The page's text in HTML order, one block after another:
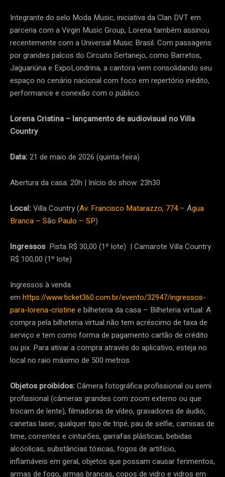
Integrante do selo Moda Music, iniciativa da Clan DVT em
parceria com a Virgin Music Group, Lorena também assinou
recentemente com a Universal Music Brasil. Com passagens
por grandes palcos do Circuito Sertanejo, como Barretos,
Jaguariúna e ExpoLondrina, a cantora vem consolidando seu
espaço no cenário nacional com foco em repertório inédito,
performance e conexão com o público.
Lorena Cristina – lançamento de audiovisual no Villa
Country
Data:21 de maio de 2026 (quinta-feira)
Abertura da casa: 20h | Início do show: 23h30
Local:Villa Country (Av. Francisco Matarazzo, 774 – Água
Branca – São Paulo – SP)
Ingressos Pista R$ 30,00 (1º lote) | Camarote Villa Country
R$ 100,00 (1º lote)
Ingressos à venda
em https://www.ticket360.com.br/evento/32947/ingressos-
para-lorena-cristine e bilheteria da casa – Bilheteria virtual: A
compra pela bilheteria virtual não tem acréscimo de taxa de
serviço e tem como forma de pagamento cartão de crédito
ou pix. Para ativar a compra através do aplicativo, esteja no
local no raio máximo de 500 metros.
Objetos proibidos:Câmera fotográfica profissional ou semi
profissional (câmeras grandes com zoom externo ou que
trocam de lente), filmadoras de vídeo, gravadores de áudio,
canetas laser, qualquer tipo de tripé, pau de selfie, camisas de
time, correntes e cinturões, garrafas plásticas, bebidas
alcóolicas, substâncias tóxicas, fogos de artifício,
inflamáveis em geral, objetos que possam causar ferimentos,
armas de fogo, armas brancas, copos de vidro e vidros em